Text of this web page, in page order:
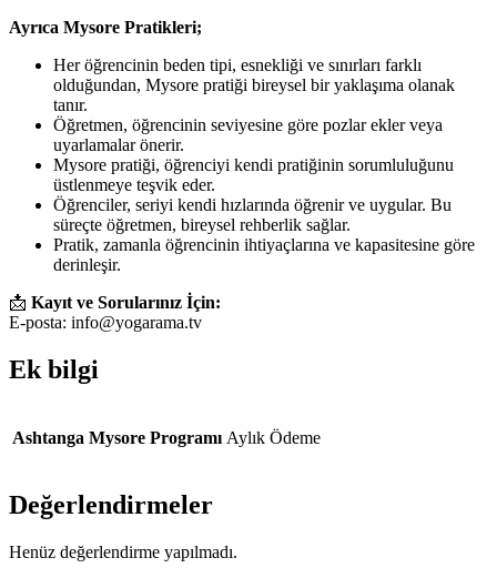
Ayrıca Mysore Pratikleri;
Her öğrencinin beden tipi, esnekliği ve sınırları farklı
olduğundan, Mysore pratiği bireysel bir yaklaşıma olanak
tanır.
Öğretmen, öğrencinin seviyesine göre pozlar ekler veya
uyarlamalar önerir.
Mysore pratiği, öğrenciyi kendi pratiğinin sorumluluğunu
üstlenmeye teşvik eder.
Öğrenciler, seriyi kendi hızlarında öğrenir ve uygular. Bu
süreçte öğretmen, bireysel rehberlik sağlar.
Pratik, zamanla öğrencinin ihtiyaçlarına ve kapasitesine göre
derinleşir.
📩 Kayıt ve Sorularınız İçin:
E-posta: info@yogarama.tv
Ek bilgi
Ashtanga Mysore Programı Aylık Ödeme
Değerlendirmeler
Henüz değerlendirme yapılmadı.